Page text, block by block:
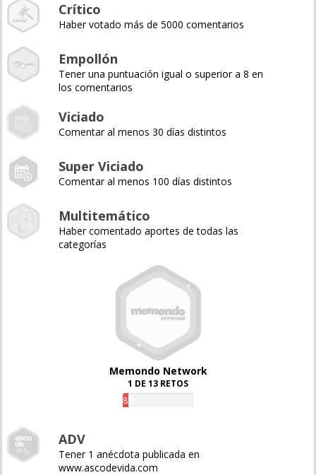
Crítico
Haber votado más de 5000 comentarios
Empollón
Tener una puntuación igual o superior a 8 en
los comentarios
Viciado
Comentar al menos 30 días distintos
Super Viciado
Comentar al menos 100 días distintos
Multitemático
Haber comentado aportes de todas las
categorías
Memondo Network
1 DE 13 RETOS
8%
ADV
Tener 1 anécdota publicada en
www.ascodevida.com